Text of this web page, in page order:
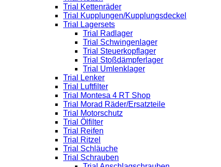
Trial Kettenräder
Trial Kupplungen/Kupplungsdeckel
Trial Lagersets
Trial Radlager
Trial Schwingenlager
Trial Steuerkopflager
Trial Stoßdämpferlager
Trial Umlenklager
Trial Lenker
Trial Luftfilter
Trial Montesa 4 RT Shop
Trial Morad Räder/Ersatzteile
Trial Motorschutz
Trial Ölfilter
Trial Reifen
Trial Ritzel
Trial Schläuche
Trial Schrauben